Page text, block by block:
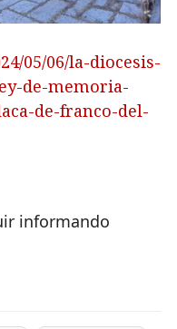
05/06/la-diocesis-
de-memoria-
de-franco-del-
informando